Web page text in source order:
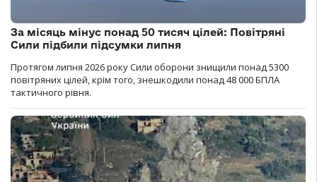
За місяць мінус понад 50 тисяч цілей: Повітряні
Сили підбили підсумки липня
Протягом липня 2026 року Cили оборони знищили понад 5300
повітряних цілей, крім того, знешкодили понад 48 000 БПЛА
тактичного рівня.